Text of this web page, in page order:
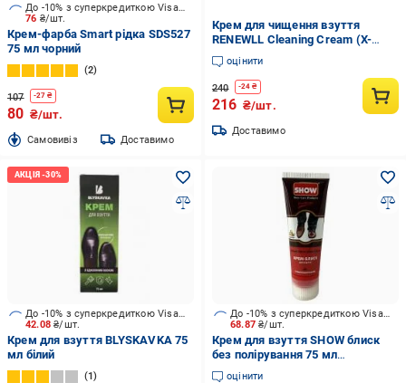
76 ₴/шт.
До -10% з суперкредиткою Visa Вигода
Крем-фарба Smart рідка SDS527
75 мл чорний
2
107 -27 ₴
80 ₴/шт.
Cамовивіз Доставимо
Крем для чищення взуття
RENEWLL Cleaning Cream (X-
1933)
оцінити
240 -24 ₴
216 ₴/шт.
Доставимо
42.08₴/шт.
До -10% з суперкредиткою Visa Вигода
Крем для взуття BLYSKAVKA 75
мл білий
1
68.87₴/шт.
До -10% з суперкредиткою Visa Вигода
Крем для взуття SHOW блиск
без полірування 75 мл
коричневий
оцінити